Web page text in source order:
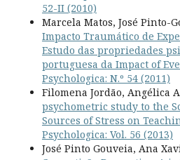
52-II (2010)
Marcela Matos, José Pinto-
Impacto Traumático de
Estudo das propriedades
portuguesa da Impact of
Psychologica: N.º 54 (2011)
Filomena Jordão, Angélica
psychometric study to the
Sources of Stress on
Psychologica: Vol. 56 (2013)
José Pinto Gouveia, Ana